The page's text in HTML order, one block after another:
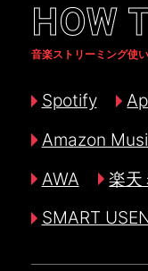
HOW
音楽ストリーミング使
Spotify
Amazon
AWA
楽天
SMART